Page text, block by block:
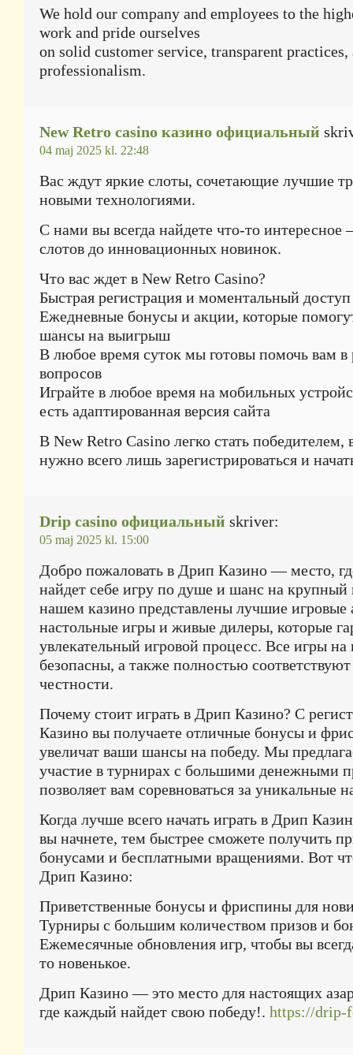
We hold our company and employees to the
work and pride ourselves
on solid customer service, transparent practices,
professionalism.
New Retro casino казино официальный
04 maj 2025 kl. 22:48
Вас ждут яркие слоты, сочетающие лучшие
новыми технологиями.
С нами вы всегда найдете что-то интересное
слотов до инновационных новинок.
Что вас ждет в New Retro Casino?
Быстрая регистрация и моментальный
Ежедневные бонусы и акции, которые
шансы на выигрыш
В любое время суток мы готовы помочь вам
вопросов
Играйте в любое время на мобильных
есть адаптированная версия сайта
В New Retro Casino легко стать победителем,
нужно всего лишь зарегистрироваться и
Drip casino официальный skriver:
05 maj 2025 kl. 15:00
Добро пожаловать в Дрип Казино — место,
найдет себе игру по душе и шанс на
нашем казино представлены лучшие игровые
настольные игры и живые дилеры, которые
увлекательный игровой процесс. Все игры
безопасны, а также полностью
честности.
Почему стоит играть в Дрип Казино? С
Казино вы получаете отличные бонусы и
увеличат ваши шансы на победу. Мы
участие в турнирах с большими денежными
позволяет вам соревноваться за уникальные
Когда лучше всего начать играть в Дрип
вы начнете, тем быстрее сможете получить
бонусами и бесплатными вращениями. Вот
Дрип Казино:
Приветственные бонусы и фриспины для
Турниры с большим количеством призов и
Ежемесячные обновления игр, чтобы вы
то новенькое.
Дрип Казино — это место для настоящих
где каждый найдет свою победу!. https://drip-